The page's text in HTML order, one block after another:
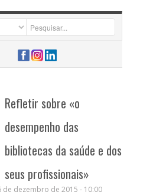
Refletir sobre «o
desempenho das
bibliotecas da saúde e dos
seus profissionais»
de dezembro de 2015 - 10:00